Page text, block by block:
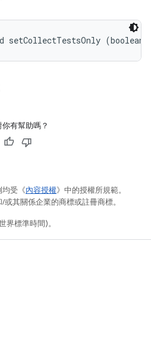
(boolean
你有幫助嗎？
受《內容授權》中的授權所規範。
其關係企業的商標或註冊商標。
標準時間)。